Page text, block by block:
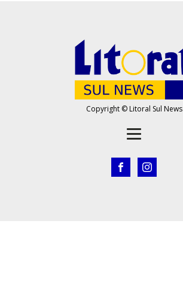
Copyright © Litoral Sul News